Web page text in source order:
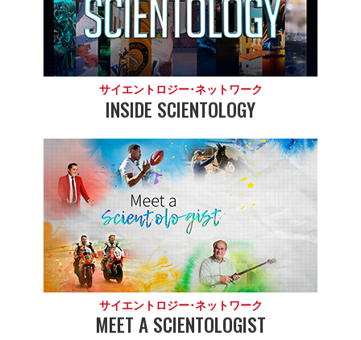
サイエントロジー･ネットワーク
INSIDE SCIENTOLOGY
サイエントロジー･ネットワーク
MEET A SCIENTOLOGIST